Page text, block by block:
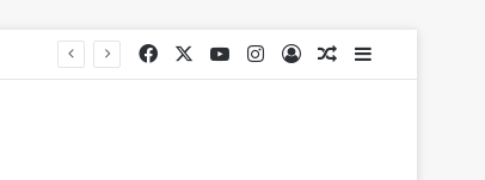
FacebookYouTubeInstagram
Log InRandom Article
Sidebar